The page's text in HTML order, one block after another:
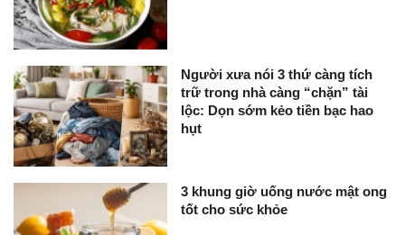
Người xưa nói 3 thứ càng tích
trữ trong nhà càng “chặn” tài
lộc: Dọn sớm kẻo tiền bạc hao
hụt
3 khung giờ uống nước mật ong
tốt cho sức khỏe